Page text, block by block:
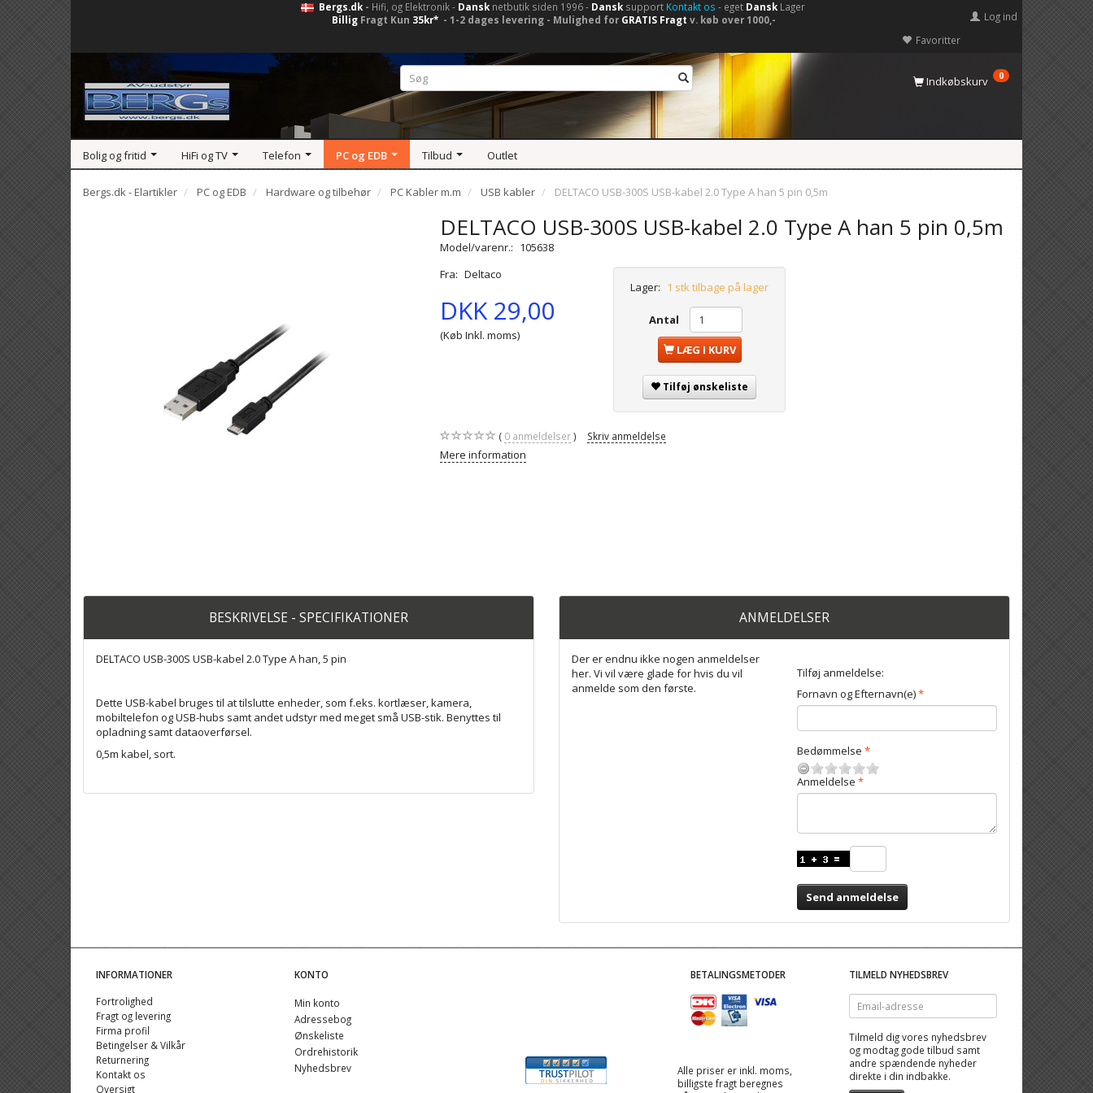
Bergs.dk- Hifi, og Elektronik - Dansknetbutik siden 1996 - Dansksupport Kontakt os - eget DanskLager
Billig Fragt Kun 35kr* - 1-2 dages levering - Mulighed for GRATIS Fragt v. køb over 1000,-
Favoritter
Log ind
Indkøbskurv 0
Bolig og fritid HiFi og TV Telefon PC og EDB Tilbud Outlet
Bergs.dk - Elartikler PC og EDB Hardware og tilbehør PC Kabler m.m USB kabler DELTACO USB-300S USB-kabel 2.0 Type A han 5 pin 0,5m
DELTACO USB-300S USB-kabel 2.0 Type A han 5 pin 0,5m
Model/varenr.: 105638
Fra: Deltaco
DKK 29,00
(Køb Inkl. moms)
Lager: 1 stk tilbage på lager
Antal
LÆG I KURV
Tilføj ønskeliste
0anmeldelser Skriv anmeldelse
Mere information
BESKRIVELSE - SPECIFIKATIONER
DELTACO USB-300S USB-kabel 2.0 Type A han, 5 pin
Dette USB-kabel bruges til at tilslutte enheder, som f.eks. kortlæser, kamera,
mobiltelefon og USB-hubs samt andet udstyr med meget små USB-stik. Benyttes til
opladning samt dataoverførsel.
0,5m kabel, sort.
ANMELDELSER
Der er endnu ikke nogen anmeldelser
her. Vi vil være glade for hvis du vil
anmelde som den første.
Tilføj anmeldelse:
Fornavn og Efternavn(e)
Bedømmelse
Anmeldelse
Send anmeldelse
INFORMATIONER
Fortrolighed
Fragt og levering
Firma profil
Betingelser & Vilkår
Returnering
Kontakt os
Oversigt
KONTO
Min konto
Adressebog
Ønskeliste
Ordrehistorik
Nyhedsbrev
BETALINGSMETODER
Alle priser er inkl. moms,
billigste fragt beregnes
TILMELD NYHEDSBREV
Email-
adresse
Tilmeld dig vores nyhedsbrev
og modtag gode tilbud samt
andre spændende nyheder
direkte i din indbakke.